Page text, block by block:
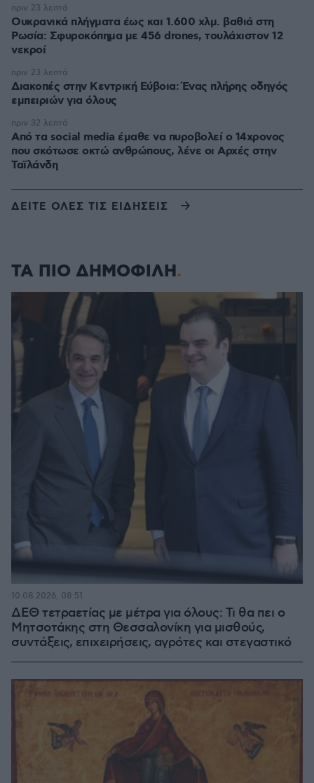
Ουκρανικά πλήγματα έως και 1.600 χλμ. βαθιά στη
Ρωσία: Σφυροκόπημα με 456 drones, τουλάχιστον 12
νεκροί
πριν 23 λεπτά
Διακοπές στην Κεντρική Εύβοια: Ένας πλήρης οδηγός
εμπειριών για όλους
πριν 23 λεπτά
Από τα social media έμαθε να πυροβολεί ο 14χρονος
που σκότωσε οκτώ ανθρώπους, λένε οι Αρχές στην
Ταϊλάνδη
πριν 32 λεπτά
ΔΕΙΤΕ ΟΛΕΣ ΤΙΣ ΕΙΔΗΣΕΙΣ
ΤΑ ΠΙΟ ΔΗΜΟΦΙΛΗ
ΔΕΘ τετραετίας με μέτρα για όλους: Τι θα πει ο
Μητσοτάκης στη Θεσσαλονίκη για μισθούς,
συντάξεις, επιχειρήσεις, αγρότες και στεγαστικό
10.08.2026, 08:51